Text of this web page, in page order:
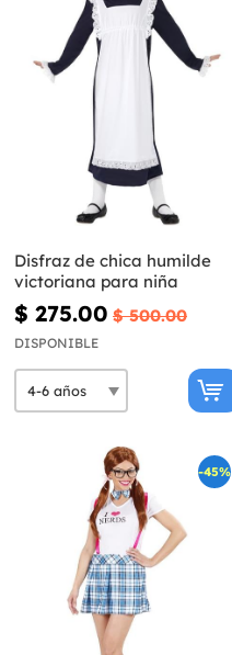
Disfraz de chica humilde
victoriana para niña
$ 275.00 $ 500.00
DISPONIBLE
-45%